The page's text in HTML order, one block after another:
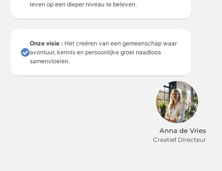
leven op een dieper niveau te beleven.
Onze visie : Het creëren van een gemeenschap waar
avontuur, kennis en persoonlijke groei naadloos
samenvloeien.
Anna de Vries
Creatief Directeur